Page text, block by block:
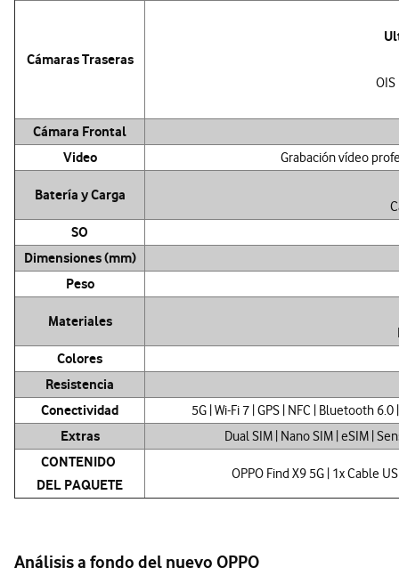
Cámaras Traseras
Cámara Frontal
Video
Grabación vídeo
Batería y Carga
SO
Dimensiones (mm)
Peso
Materiales
Colores
Resistencia
Conectividad 5G | Wi-Fi 7 | GPS | NFC | Bluetooth
Extras Dual SIM | Nano SIM | eSIM |
CONTENIDO
DEL PAQUETE
OPPO Find X9 5G | 1x Cable
Análisis a fondo del nuevo OPPO